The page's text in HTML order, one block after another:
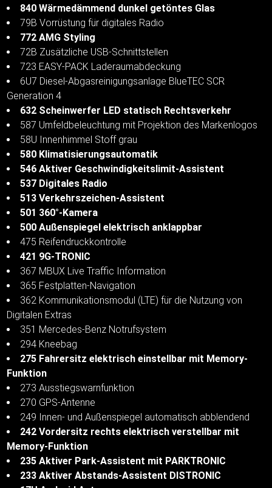
840 Wärmedämmend dunkel getöntes Glas
79B Vorrüstung für digitales Radio
772 AMG Styling
72B Zusätzliche USB-Schnittstellen
723 EASY-PACK Laderaumabdeckung
6U7 Diesel-Abgasreinigungsanlage BlueTEC SCR
Generation 4
632 Scheinwerfer LED statisch Rechtsverkehr
587 Umfeldbeleuchtung mit Projektion des Markenlogos
58U Innenhimmel Stoff grau
580 Klimatisierungsautomatik
546 Aktiver Geschwindigkeitslimit-Assistent
537 Digitales Radio
513 Verkehrszeichen-Assistent
501 360°-Kamera
500 Außenspiegel elektrisch anklappbar
475 Reifendruckkontrolle
421 9G-TRONIC
367 MBUX Live Traffic Information
365 Festplatten-Navigation
362 Kommunikationsmodul (LTE) für die Nutzung von
Digitalen Extras
351 Mercedes-Benz Notrufsystem
294 Kneebag
275 Fahrersitz elektrisch einstellbar mit Memory-
Funktion
273 Ausstiegswarnfunktion
270 GPS-Antenne
249 Innen- und Außenspiegel automatisch abblendend
242 Vordersitz rechts elektrisch verstellbar mit
Memory-Funktion
235 Aktiver Park-Assistent mit PARKTRONIC
233 Aktiver Abstands-Assistent DISTRONIC